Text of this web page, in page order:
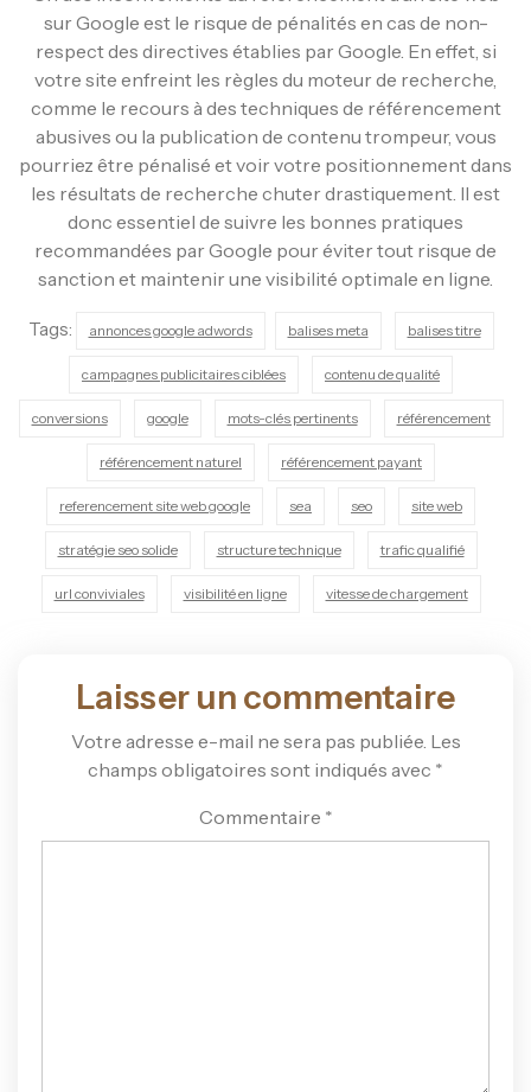
sur Google est le risque de pénalités en cas de non-
respect des directives établies par Google. En effet, si
votre site enfreint les règles du moteur de recherche,
comme le recours à des techniques de référencement
abusives ou la publication de contenu trompeur, vous
pourriez être pénalisé et voir votre positionnement dans
les résultats de recherche chuter drastiquement. Il est
donc essentiel de suivre les bonnes pratiques
recommandées par Google pour éviter tout risque de
sanction et maintenir une visibilité optimale en ligne.
Tags: annonces google adwords balises meta balises titre
campagnes publicitaires ciblées contenu de qualité
conversions google mots-clés pertinents référencement
référencement naturel référencement payant
referencement site web google sea seo site web
stratégie seo solide structure technique trafic qualifié
url conviviales visibilité en ligne vitesse de chargement
Laisser un commentaire
Votre adresse e-mail ne sera pas publiée. Les
champs obligatoires sont indiqués avec *
Commentaire *